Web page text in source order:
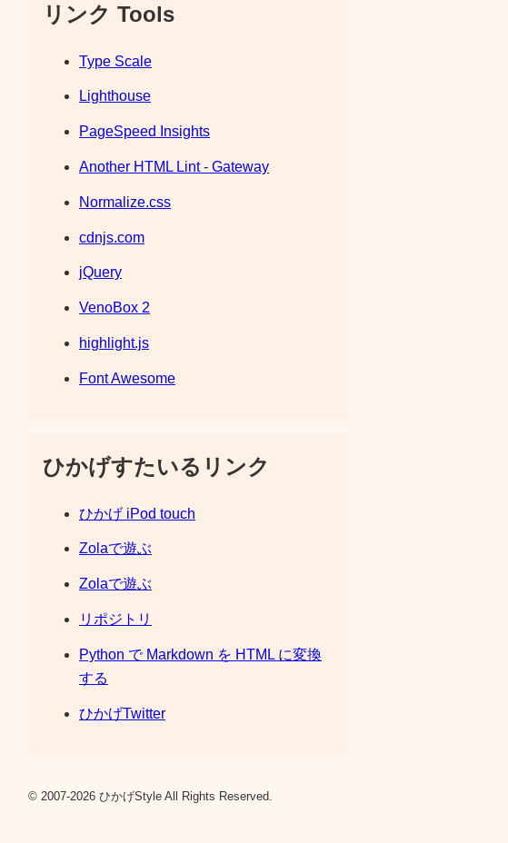
リンク Tools
Type Scale
Lighthouse
PageSpeed Insights
Another HTML Lint - Gateway
Normalize.css
cdnjs.com
jQuery
VenoBox 2
highlight.js
Font Awesome
ひかげすたいるリンク
ひかげ iPod touch
Zolaで遊ぶ
Zolaで遊ぶ
リポジトリ
Python で Markdown を HTML に変換
する
ひかげTwitter
© 2007-2026 ひかげStyle All Rights Reserved.